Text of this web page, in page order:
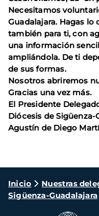
Necesitamos
Guadalajara. Hagas lo
también para ti, con
una información
ampliándola. De ti
de sus formas.
Nosotros abriremos
Gracias una vez más.
El Presidente
Diócesis de Sigüenza-
Agustín de Diego
Ruta
de
Inicio
Nuestras
Sigüenza-Guadalajara